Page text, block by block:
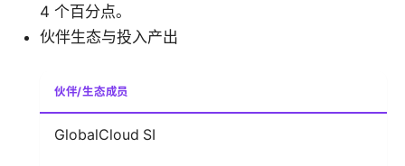
4 个百分点。
伙伴生态与投入产出
伙伴/生态成员
GlobalCloud SI